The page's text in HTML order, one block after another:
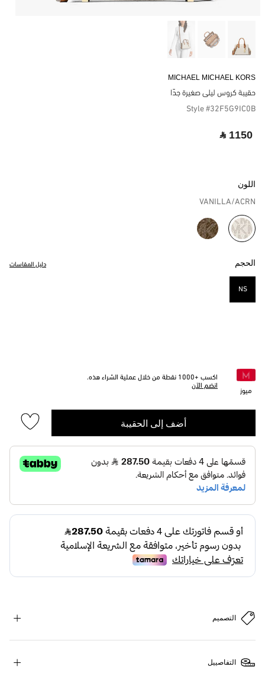
MICHAEL MICHAEL KORS
حقيبة كروس ليلى صغيرة جدًا
Style #32F5G9IC0B
‎ ⃁ 1150 ‎
اللون
VANILLA/ACRN
مختار
الحجم دليل المقاسات
NS
ميوز
اكسب +1000 نقطة من خلال عملية الشراء هذه.
انضم الآن
أضف إلى الحقيبة
التصميم
التفاصييل